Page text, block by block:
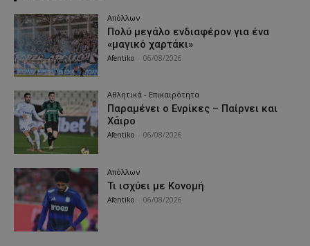
Απόλλων
Πολύ μεγάλο ενδιαφέρον για ένα
«μαγικό χαρτάκι»
Afentiko 06/08/2026
Αθλητικά - Επικαιρότητα
Παραμένει ο Ενρίκες – Παίρνει και
Χάιρο
Afentiko 06/08/2026
Απόλλων
Τι ισχύει με Κονομή
Afentiko 06/08/2026